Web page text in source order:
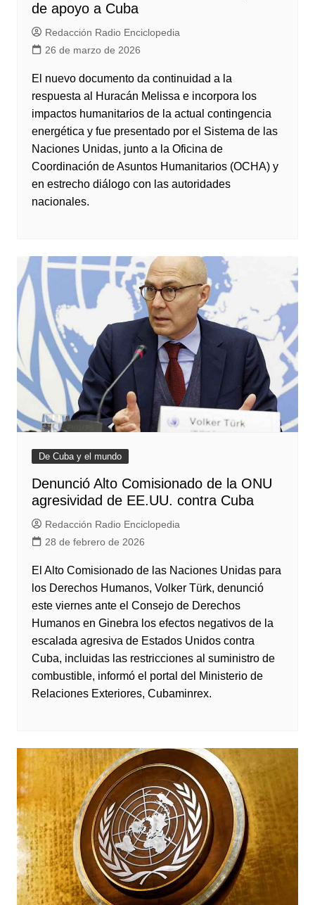
de apoyo a Cuba
Redacción Radio Enciclopedia
26 de marzo de 2026
El nuevo documento da continuidad a la
respuesta al Huracán Melissa e incorpora los
impactos humanitarios de la actual contingencia
energética y fue presentado por el Sistema de las
Naciones Unidas, junto a la Oficina de
Coordinación de Asuntos Humanitarios (OCHA) y
en estrecho diálogo con las autoridades
nacionales.
De Cuba y el mundo
Denunció Alto Comisionado de la ONU
agresividad de EE.UU. contra Cuba
Redacción Radio Enciclopedia
28 de febrero de 2026
El Alto Comisionado de las Naciones Unidas para
los Derechos Humanos, Volker Türk, denunció
este viernes ante el Consejo de Derechos
Humanos en Ginebra los efectos negativos de la
escalada agresiva de Estados Unidos contra
Cuba, incluidas las restricciones al suministro de
combustible, informó el portal del Ministerio de
Relaciones Exteriores, Cubaminrex.